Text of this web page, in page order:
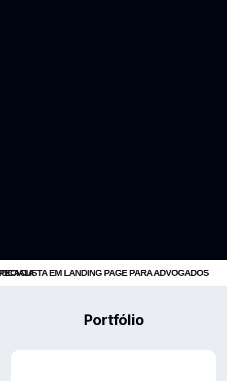
EM LANDING PAGE PARA ADVOGADOS
Portfólio